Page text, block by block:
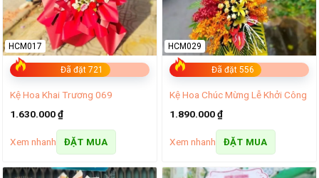
Đã đặt 721
HCM017
Kệ Hoa Khai Trương 069
1.630.000₫
Xem nhanh ĐẶT MUA
Đã đặt 556
HCM029
Kệ Hoa Chúc Mừng Lễ Khởi Công
1.890.000₫
Xem nhanh ĐẶT MUA